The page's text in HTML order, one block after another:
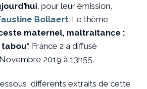
, pour leur émission,
Bollaert. Le thème
maternel, maltraitance :
tabou“. France 2 a diffusé
2019 à 13h55.
différents extraits de cette